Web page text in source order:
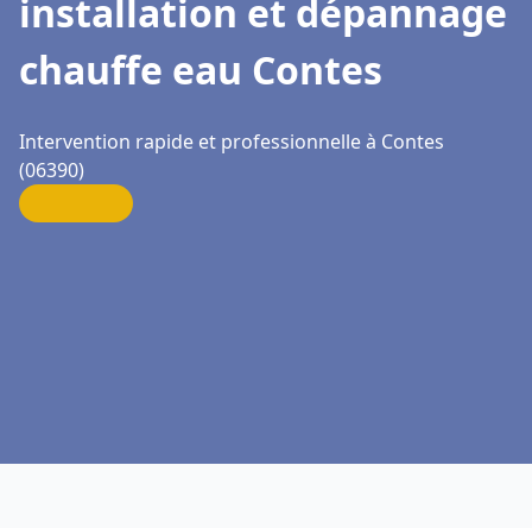
installation et dépannage
chauffe eau Contes
Intervention rapide et professionnelle à Contes
(06390)